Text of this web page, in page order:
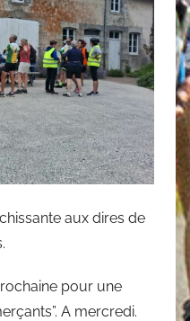
aux dires de
pour une
A mercredi.